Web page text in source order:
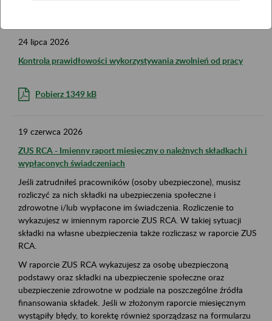
24 lipca 2026
Kontrola prawidłowości wykorzystywania zwolnień od pracy
Pobierz 1349 kB
19 czerwca 2026
ZUS RCA - Imienny raport miesięczny o należnych składkach i
wypłaconych świadczeniach
Jeśli zatrudniłeś pracowników (osoby ubezpieczone), musisz
rozliczyć za nich składki na ubezpieczenia społeczne i
zdrowotne i/lub wypłacone im świadczenia. Rozliczenie to
wykazujesz w imiennym raporcie ZUS RCA. W takiej sytuacji
składki na własne ubezpieczenia także rozliczasz w raporcie ZUS
RCA.
W raporcie ZUS RCA wykazujesz za osobę ubezpieczoną
podstawy oraz składki na ubezpieczenie społeczne oraz
ubezpieczenie zdrowotne w podziale na poszczególne źródła
finansowania składek. Jeśli w złożonym raporcie miesięcznym
wystąpiły błędy, to korektę również sporządzasz na formularzu